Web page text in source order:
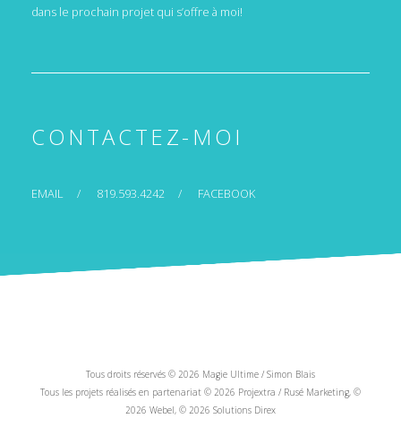
dans le prochain projet qui s’offre à moi!
CONTACTEZ-MOI
EMAIL 819.593.4242 FACEBOOK
Tous droits réservés © 2026 Magie Ultime / Simon Blais
Tous les projets réalisés en partenariat © 2026 Projextra / Rusé Marketing, ©
2026 Webel, © 2026 Solutions Direx